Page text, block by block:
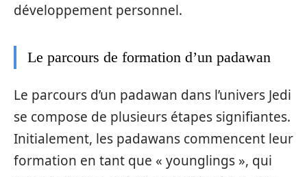
développement personnel.
Le parcours de formation d’un padawan
Le parcours d’un padawan dans l’univers Jedi
se compose de plusieurs étapes signifiantes.
Initialement, les padawans commencent leur
formation en tant que « younglings », qui